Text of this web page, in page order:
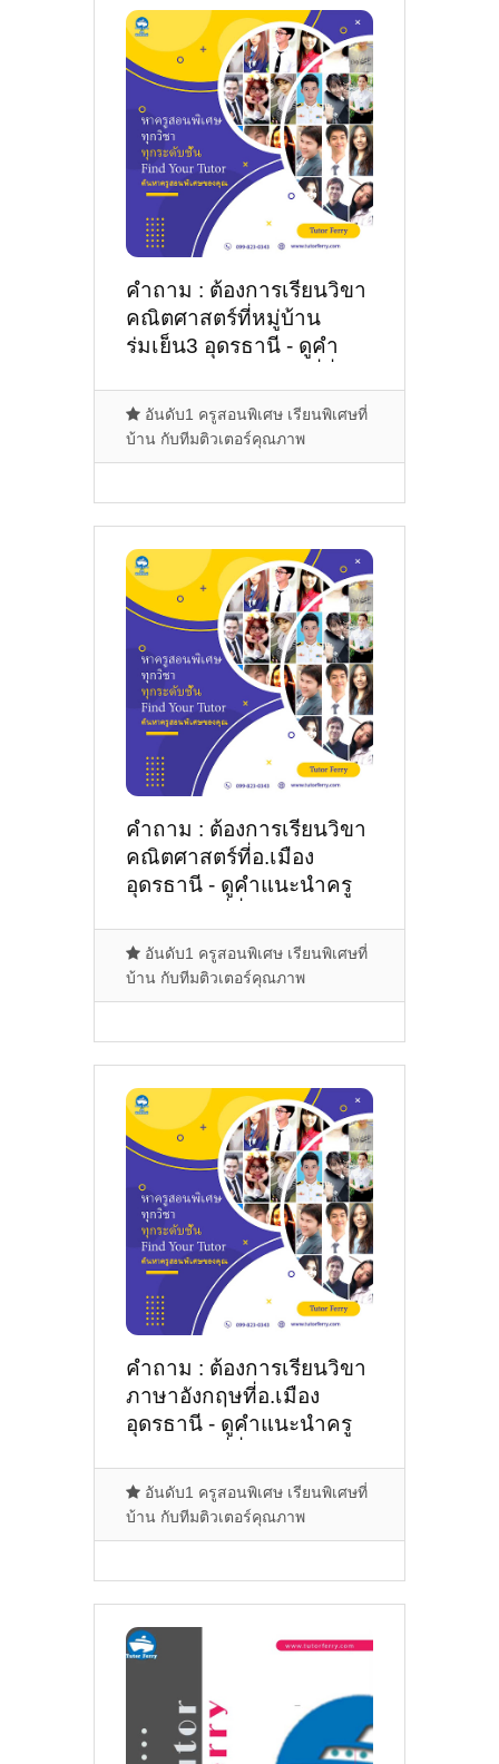
คำถาม : ต้องการเรียนวิขา
คณิตศาสตร์ที่หมู่บ้าน
ร่มเย็น3 อุดรธานี - ดูคำ
อันดับ1 ครูสอนพิเศษ เรียนพิเศษที่
บ้าน กับทีมติวเตอร์คุณภาพ
คำถาม : ต้องการเรียนวิขา
คณิตศาสตร์ที่อ.เมือง
อุดรธานี - ดูคำแนะนำครู
อันดับ1 ครูสอนพิเศษ เรียนพิเศษที่
บ้าน กับทีมติวเตอร์คุณภาพ
คำถาม : ต้องการเรียนวิขา
ภาษาอังกฤษที่อ.เมือง
อุดรธานี - ดูคำแนะนำครู
อันดับ1 ครูสอนพิเศษ เรียนพิเศษที่
บ้าน กับทีมติวเตอร์คุณภาพ